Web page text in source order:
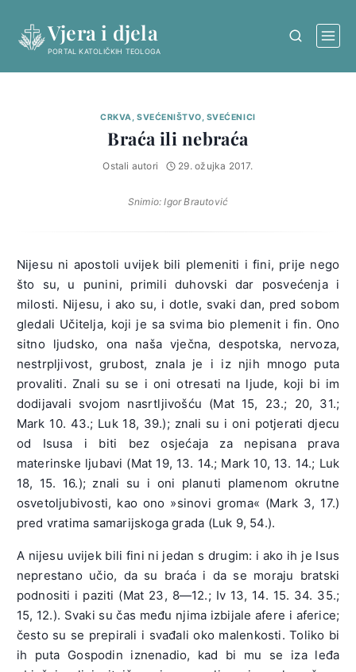
content
Vjera i djela
PORTAL KATOLIČKIH TEOLOGA
CRKVA, SVEĆENIŠTVO, SVEĆENICI
Braća ili nebraća
Ostali autori 29. ožujka 2017.
Snimio: Igor Brautović
Nijesu ni apostoli uvijek bili plemeniti i fini, prije nego
što su, u punini, primili duhovski dar posvećenja i
milosti. Nijesu, i ako su, i dotle, svaki dan, pred sobom
gledali Učitelja, koji je sa svima bio plemenit i fin. Ono
sitno ljudsko, ona naša vječna, despotska, nervoza,
nestrpljivost, grubost, znala je i iz njih mnogo puta
provaliti. Znali su se i oni otresati na ljude, koji bi im
dodijavali svojom nasrtljivošću (Mat 15, 23.; 20, 31.;
Mark 10. 43.; Luk 18, 39.); znali su i oni potjerati djecu
od Isusa i biti bez osjećaja za nepisana prava
materinske ljubavi (Mat 19, 13. 14.; Mark 10, 13. 14.; Luk
18, 15. 16.); znali su i oni planuti plamenom okrutne
osvetoljubivosti, kao ono »sinovi groma« (Mark 3, 17.)
pred vratima samarijskoga grada (Luk 9, 54.).
A nijesu uvijek bili fini ni jedan s drugim: i ako ih je Isus
neprestano učio, da su braća i da se moraju bratski
podnositi i paziti (Mat 23, 8—12.; Iv 13, 14. 15. 34. 35.;
15, 12.). Svaki su čas među njima izbijale afere i aferice;
često su se prepirali i svađali oko malenkosti. Toliko bi
ih puta Gospodin iznenadio, kad bi mu se iza leđa